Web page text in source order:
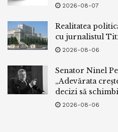
2026-08-07
Realitatea
cu jurnalistul
2026-08-06
Senator Ninel
„Adevărata
decizi să
2026-08-06